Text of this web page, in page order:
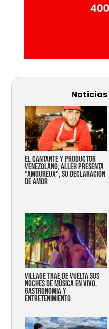
Noticias
EL CANTANTE Y PRODUCTOR
VENEZOLANO, ALLEH PRESENTA
"AMOUREUX", SU DECLARACIÓN
DE AMOR
Village trae de vuelta sus
noches de música en vivo,
gastronomía y
entretenimiento